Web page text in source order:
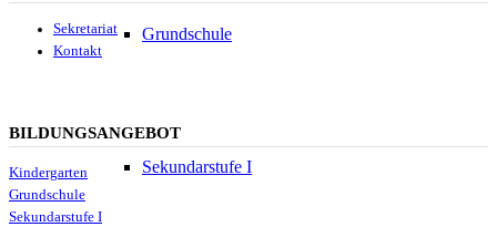
Grundschule
Sekundarstufe I
Sekretariat
Kontakt
BILDUNGSANGEBOT
Kindergarten
Grundschule
Sekundarstufe I